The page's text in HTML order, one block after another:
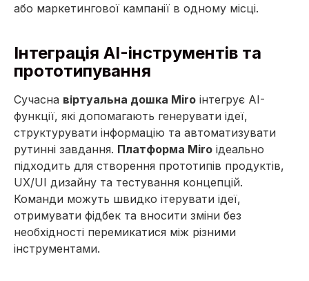
або маркетингової кампанії в одному місці.
Інтеграція AI-інструментів та
прототипування
Сучасна віртуальна дошка Miro інтегрує AI-
функції, які допомагають генерувати ідеї,
структурувати інформацію та автоматизувати
рутинні завдання. Платформа Miro ідеально
підходить для створення прототипів продуктів,
UX/UI дизайну та тестування концепцій.
Команди можуть швидко ітерувати ідеї,
отримувати фідбек та вносити зміни без
необхідності перемикатися між різними
інструментами.